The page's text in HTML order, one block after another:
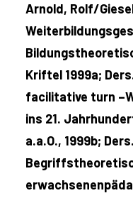
Arnold, Rolf/
Kriftel 1999a;
facilitative turn
ins 21.
a.a.O., 1999b;